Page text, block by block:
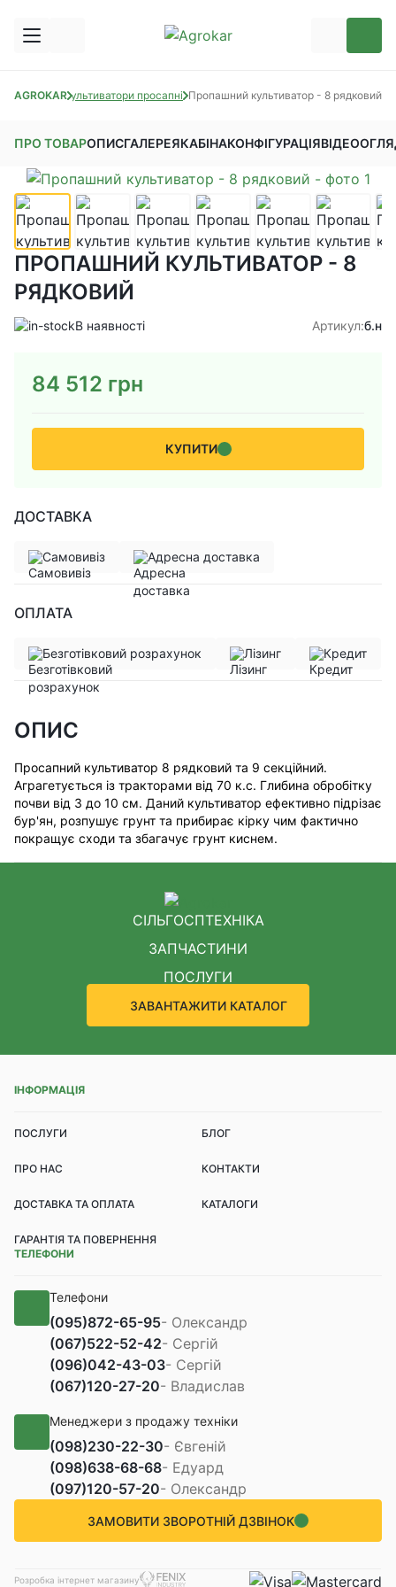
AGROKARКультиватори просапні Пропашний культиватор - 8 рядковий
ПРО ТОВАРОПИСГАЛЕРЕЯКАБІНАКОНФІГУРАЦІЯ
ПРОПАШНИЙ КУЛЬТИВАТОР - 8
РЯДКОВИЙ
В наявності Артикул:б.н
84 512 грн
КУПИТИ
ДОСТАВКА
Самовивіз Адресна доставка
ОПЛАТА
Безготівковий розрахунок Лізинг Кредит
ОПИС
Просапний культиватор 8 рядковий та 9 секційний.
Аграгетується із тракторами від 70 к.с. Глибина обробітку
почви від 3 до 10 см. Даний культиватор ефективно підрізає
бур'ян, розпушує грунт та прибирає кірку чим фактично
покращує сходи та збагачує грунт киснем.
СІЛЬГОСПТЕХНІКА
ЗАПЧАСТИНИ
ПОСЛУГИ
ЗАВАНТАЖИТИ КАТАЛОГ
ІНФОРМАЦІЯ
ПОСЛУГИ БЛОГ
ПРО НАС КОНТАКТИ
ДОСТАВКА ТА ОПЛАТА КАТАЛОГИ
ГАРАНТІЯ ТА ПОВЕРНЕННЯ
ТЕЛЕФОНИ
Телефони
(095)872-65-95- Олександр
(067)522-52-42- Сергій
(096)042-43-03- Сергій
(067)120-27-20- Владислав
Менеджери з продажу техніки
(098)230-22-30- Євгеній
(098)638-68-68- Едуард
(097)120-57-20- Олександр
Розробка інтернет магазину
ЗАМОВИТИ ЗВОРОТНІЙ ДЗВІНОК